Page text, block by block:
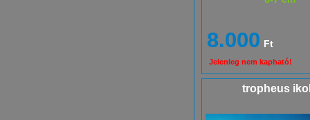
8.000 Ft
Jelenleg nem kapható!
tropheus